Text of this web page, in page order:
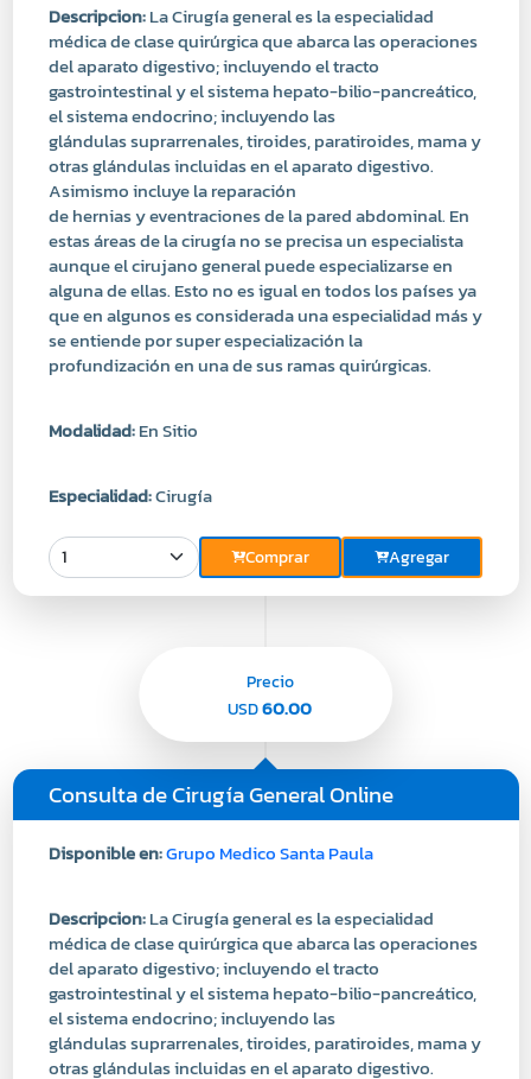
Descripcion:La Cirugía general es la especialidad
médica de clase quirúrgica que abarca las operaciones
del aparato digestivo; incluyendo el tracto
gastrointestinal y el sistema hepato-bilio-pancreático,
el sistema endocrino; incluyendo las
glándulas suprarrenales, tiroides, paratiroides, mama y
otras glándulas incluidas en el aparato digestivo.
Asimismo incluye la reparación
de hernias y eventraciones de la pared abdominal. En
estas áreas de la cirugía no se precisa un especialista
aunque el cirujano general puede especializarse en
alguna de ellas. Esto no es igual en todos los países ya
que en algunos es considerada una especialidad más y
se entiende por super especialización la
profundización en una de sus ramas quirúrgicas.
Modalidad:En Sitio
Especialidad:Cirugía
Comprar Agregar
Consulta de Cirugía General Online
Disponible en:Grupo Medico Santa Paula
Descripcion:La Cirugía general es la especialidad
médica de clase quirúrgica que abarca las operaciones
del aparato digestivo; incluyendo el tracto
gastrointestinal y el sistema hepato-bilio-pancreático,
el sistema endocrino; incluyendo las
glándulas suprarrenales, tiroides, paratiroides, mama y
otras glándulas incluidas en el aparato digestivo.
Precio
USD60.00